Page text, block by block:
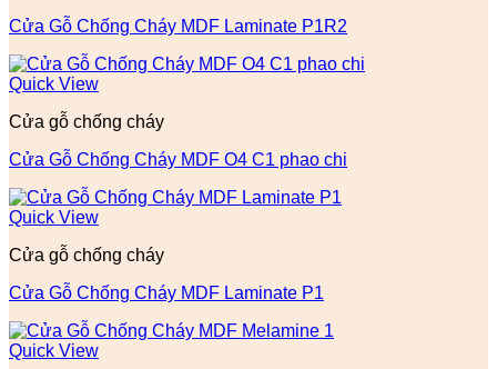
Cửa Gỗ Chống Cháy MDF Laminate P1R2
Quick View
Cửa gỗ chống cháy
Cửa Gỗ Chống Cháy MDF O4 C1 phao chi
Quick View
Cửa gỗ chống cháy
Cửa Gỗ Chống Cháy MDF Laminate P1
Quick View